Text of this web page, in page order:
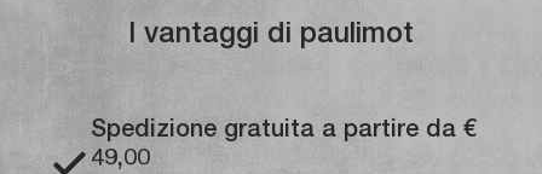
I vantaggi di paulimot
Spedizione gratuita a partire da €
49,00